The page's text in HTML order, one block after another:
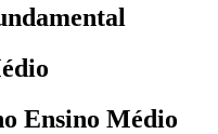
Ensino Médio